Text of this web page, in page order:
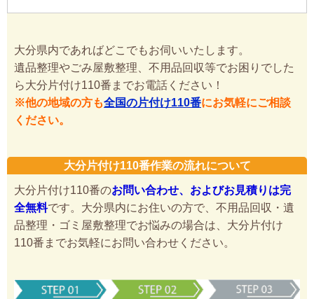
大分県内であればどこでもお伺いいたします。
遺品整理やごみ屋敷整理、不用品回収等でお困りでした
ら大分片付け110番までお電話ください！
※他の地域の方も全国の片付け110番にお気軽にご相談
ください。
大分片付け110番作業の流れについて
大分片付け110番のお問い合わせ、およびお見積りは完
全無料です。大分県内にお住いの方で、不用品回収・遺
品整理・ゴミ屋敷整理でお悩みの場合は、大分片付け
110番までお気軽にお問い合わせください。